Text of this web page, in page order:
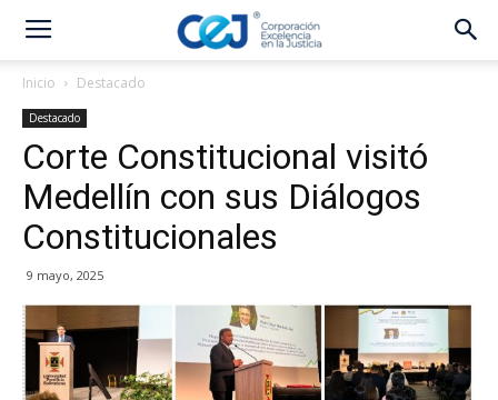
Inicio Destacado
Destacado
Corte Constitucional visitó
Medellín con sus Diálogos
Constitucionales
9 mayo, 2025